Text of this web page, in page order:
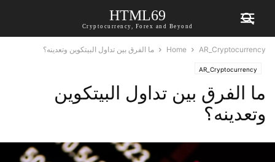
HTML69
Cryptocurrency, Forex and Beyond
Home AR_Cryptocurrency ما الفرق بين تداول البيتكوين وتعدينه؟
AR_Cryptocurrency
ما الفرق بين تداول البيتكوين
وتعدينه؟